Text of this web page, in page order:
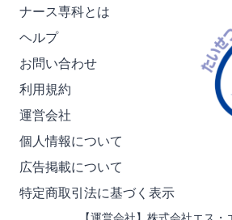
ナース専科とは
ヘルプ
お問い合わせ
利用規約
運営会社
個人情報について
広告掲載について
特定商取引法に基づく表示